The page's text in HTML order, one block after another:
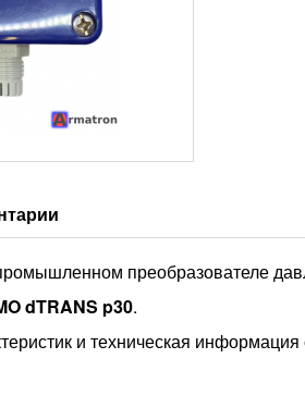
преобразователе
dTRANS p30.
и техническая информация